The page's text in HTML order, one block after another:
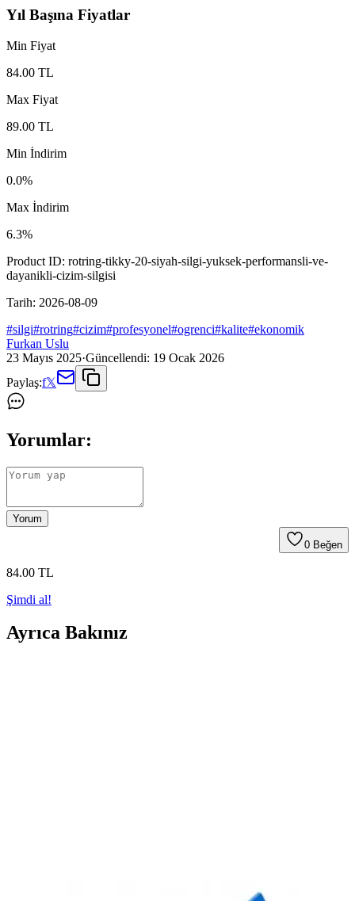
Yıl Başına Fiyatlar
Min Fiyat
84.00 TL
Max Fiyat
89.00 TL
Min İndirim
0.0%
Max İndirim
6.3%
Product ID: rotring-tikky-20-siyah-silgi-yuksek-performansli-ve-
dayanikli-cizim-silgisi
Tarih: 2026-08-09
#silgi#rotring#cizim#profesyonel#ogrenci#kalite#ekonomik
Furkan Uslu
23 Mayıs 2025·Güncellendi: 19 Ocak 2026
Paylaş:f𝕏
Yorumlar:
Yorum
0 Beğen
84.00 TL
Şimdi al!
Ayrıca Bakınız
Faber Castell Rotring Tikky 0.7 mm Okul Seti: